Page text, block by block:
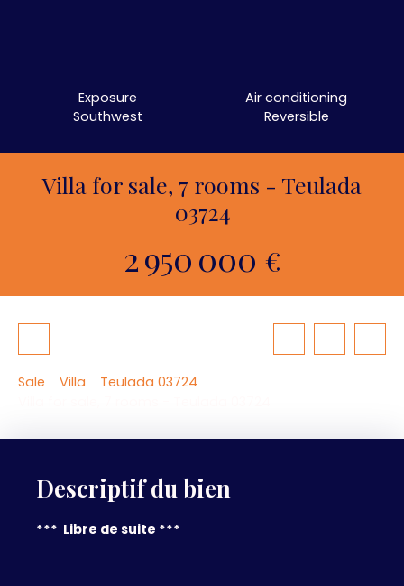
Exposure
Southwest
Air conditioning
Reversible
Villa for sale, 7 rooms - Teulada
03724
2 950 000 €
Sale Villa
Teulada 03724
Descriptif du bien
*** Libre de suite ***